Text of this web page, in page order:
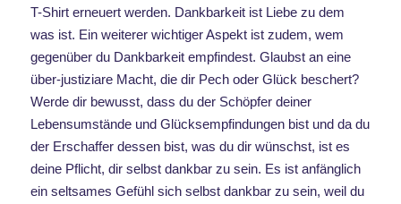
T-Shirt erneuert werden. Dankbarkeit ist Liebe zu dem
was ist. Ein weiterer wichtiger Aspekt ist zudem, wem
gegenüber du Dankbarkeit empfindest. Glaubst an eine
über-justiziare Macht, die dir Pech oder Glück beschert?
Werde dir bewusst, dass du der Schöpfer deiner
Lebensumstände und Glücksempfindungen bist und da du
der Erschaffer dessen bist, was du dir wünschst, ist es
deine Pflicht, dir selbst dankbar zu sein. Es ist anfänglich
ein seltsames Gefühl sich selbst dankbar zu sein, weil du